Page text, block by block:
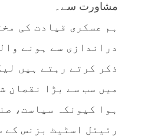
مشاورت سے۔
ہم عسکری قیادت کی
دراندازی سے ہونے
ذکر کرتے رہتے ہیں
میں سب سے بڑا نقصان
ہوا کیونکہ سیاست،
رئیئل اسٹیٹ بزنس کے